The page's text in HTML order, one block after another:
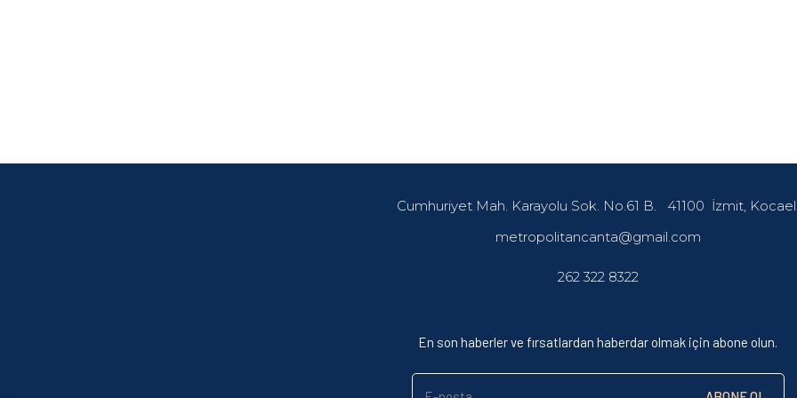
Cumhuriyet Mah. Karayolu Sok. No.61 B. 41100 İzmit,
metropolitancanta@gmail.com
262 322 8322
En son haberler ve fırsatlardan haberdar olmak için abone olun.